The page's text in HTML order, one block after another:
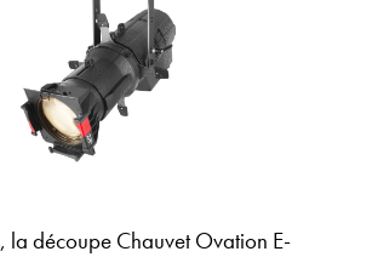
la découpe Chauvet Ovation E-